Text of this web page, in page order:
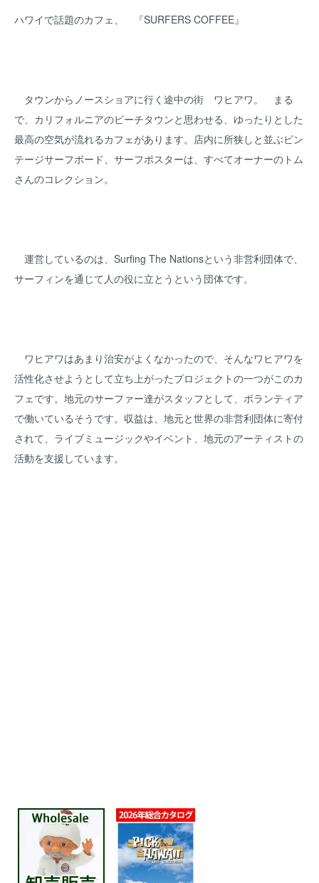
ハワイで話題のカフェ、 『SURFERS COFFEE』
タウンからノースショアに行く途中の街 ワヒアワ。 まる
で、カリフォルニアのビーチタウンと思わせる、ゆったりとした
最高の空気が流れるカフェがあります。店内に所狭しと並ぶビン
テージサーフボード、サーフポスターは、すべてオーナーのトム
さんのコレクション。
運営しているのは、Surfing The Nationsという非営利団体で、
サーフィンを通じて人の役に立とうという団体です。
ワヒアワはあまり治安がよくなかったので、そんなワヒアワを
活性化させようとして立ち上がったプロジェクトの一つがこのカ
フェです。地元のサーファー達がスタッフとして、ボランティア
で働いているそうです。収益は、地元と世界の非営利団体に寄付
されて、ライブミュージックやイベント、地元のアーティストの
活動を支援しています。